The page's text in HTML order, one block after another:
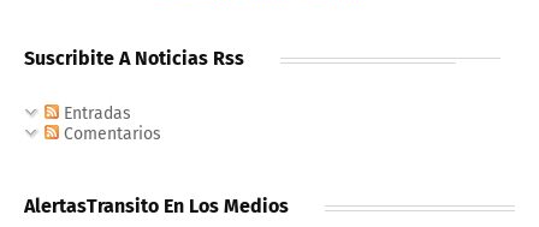
Suscribite A Noticias Rss
Entradas
Comentarios
AlertasTransito En Los Medios